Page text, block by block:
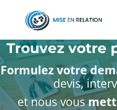
Trouvez votre
Formulez votre
devis,
et nous vous